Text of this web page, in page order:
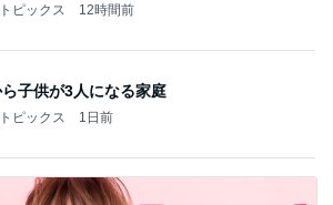
ピックス 12時間前
子供が3人になる家庭
ピックス 1日前